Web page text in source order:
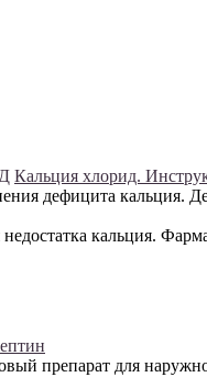
Кальция хлорид.
дефицита кальция.
кальция.
препарат для